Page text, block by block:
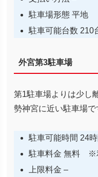
駐車場形態 平地
駐車可能台数 210
外宮第3駐車場
第1駐車場よりは少し
勢神宮に近い駐車場で
駐車可能時間 24
駐車料金 無料 ※
上限料金 –